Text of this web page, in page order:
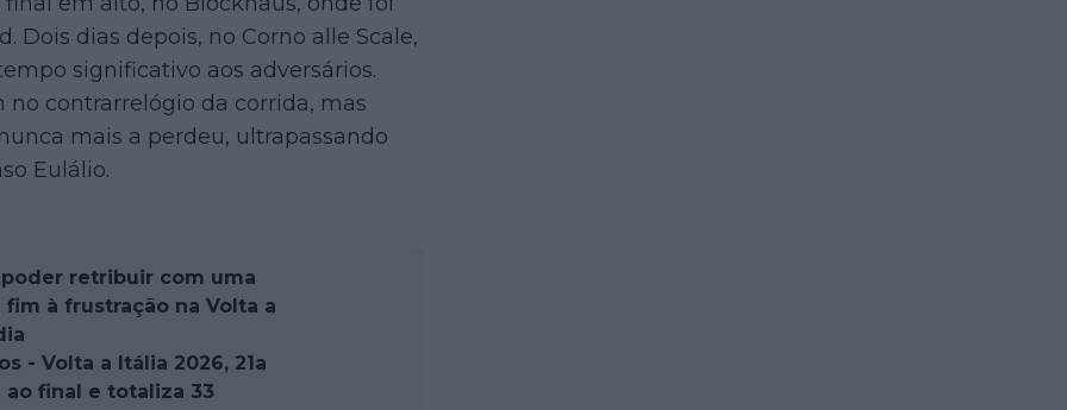
Dois dias depois, no Corno alle Scale,
significativo aos adversários.
no contrarrelógio da corrida, mas
mais a perdeu, ultrapassando
Eulálio.
retribuir com uma
à frustração na Volta a
- Volta a Itália 2026, 21a
ao final e totaliza 33